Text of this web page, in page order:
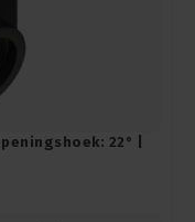
22° |